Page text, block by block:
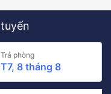
Trả phòng
T7, 8 tháng 8